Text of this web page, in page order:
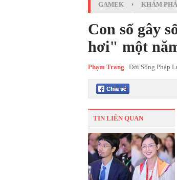
GAMEK › KHÁM PHÁ
Con số gây
hơi" một
Phạm Trang Đời Sống Pháp
TIN LIÊN QUAN